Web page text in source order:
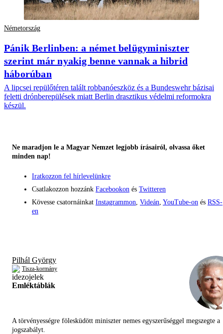
Németország
Pánik Berlinben: a német belügyminiszter
szerint már nyakig benne vannak a hibrid
háborúban
A lipcsei repülőtéren talált robbanóeszköz és a Bundeswehr bázisai
feletti drónberepülések miatt Berlin drasztikus védelmi reformokra
készül.
Ne maradjon le a Magyar Nemzet legjobb írásairól, olvassa őket
minden nap!
Iratkozzon fel hírlevelünkre
Csatlakozzon hozzánk Facebookon és Twitteren
Kövesse csatornáinkat Instagrammon Videán YouTube-on és RSS-
en
Pilhál György
Tisza-kormány
Emléktáblák
A törvényességre fölesküdött miniszter nemes egyszerűséggel megszegte a
jogszabályt.